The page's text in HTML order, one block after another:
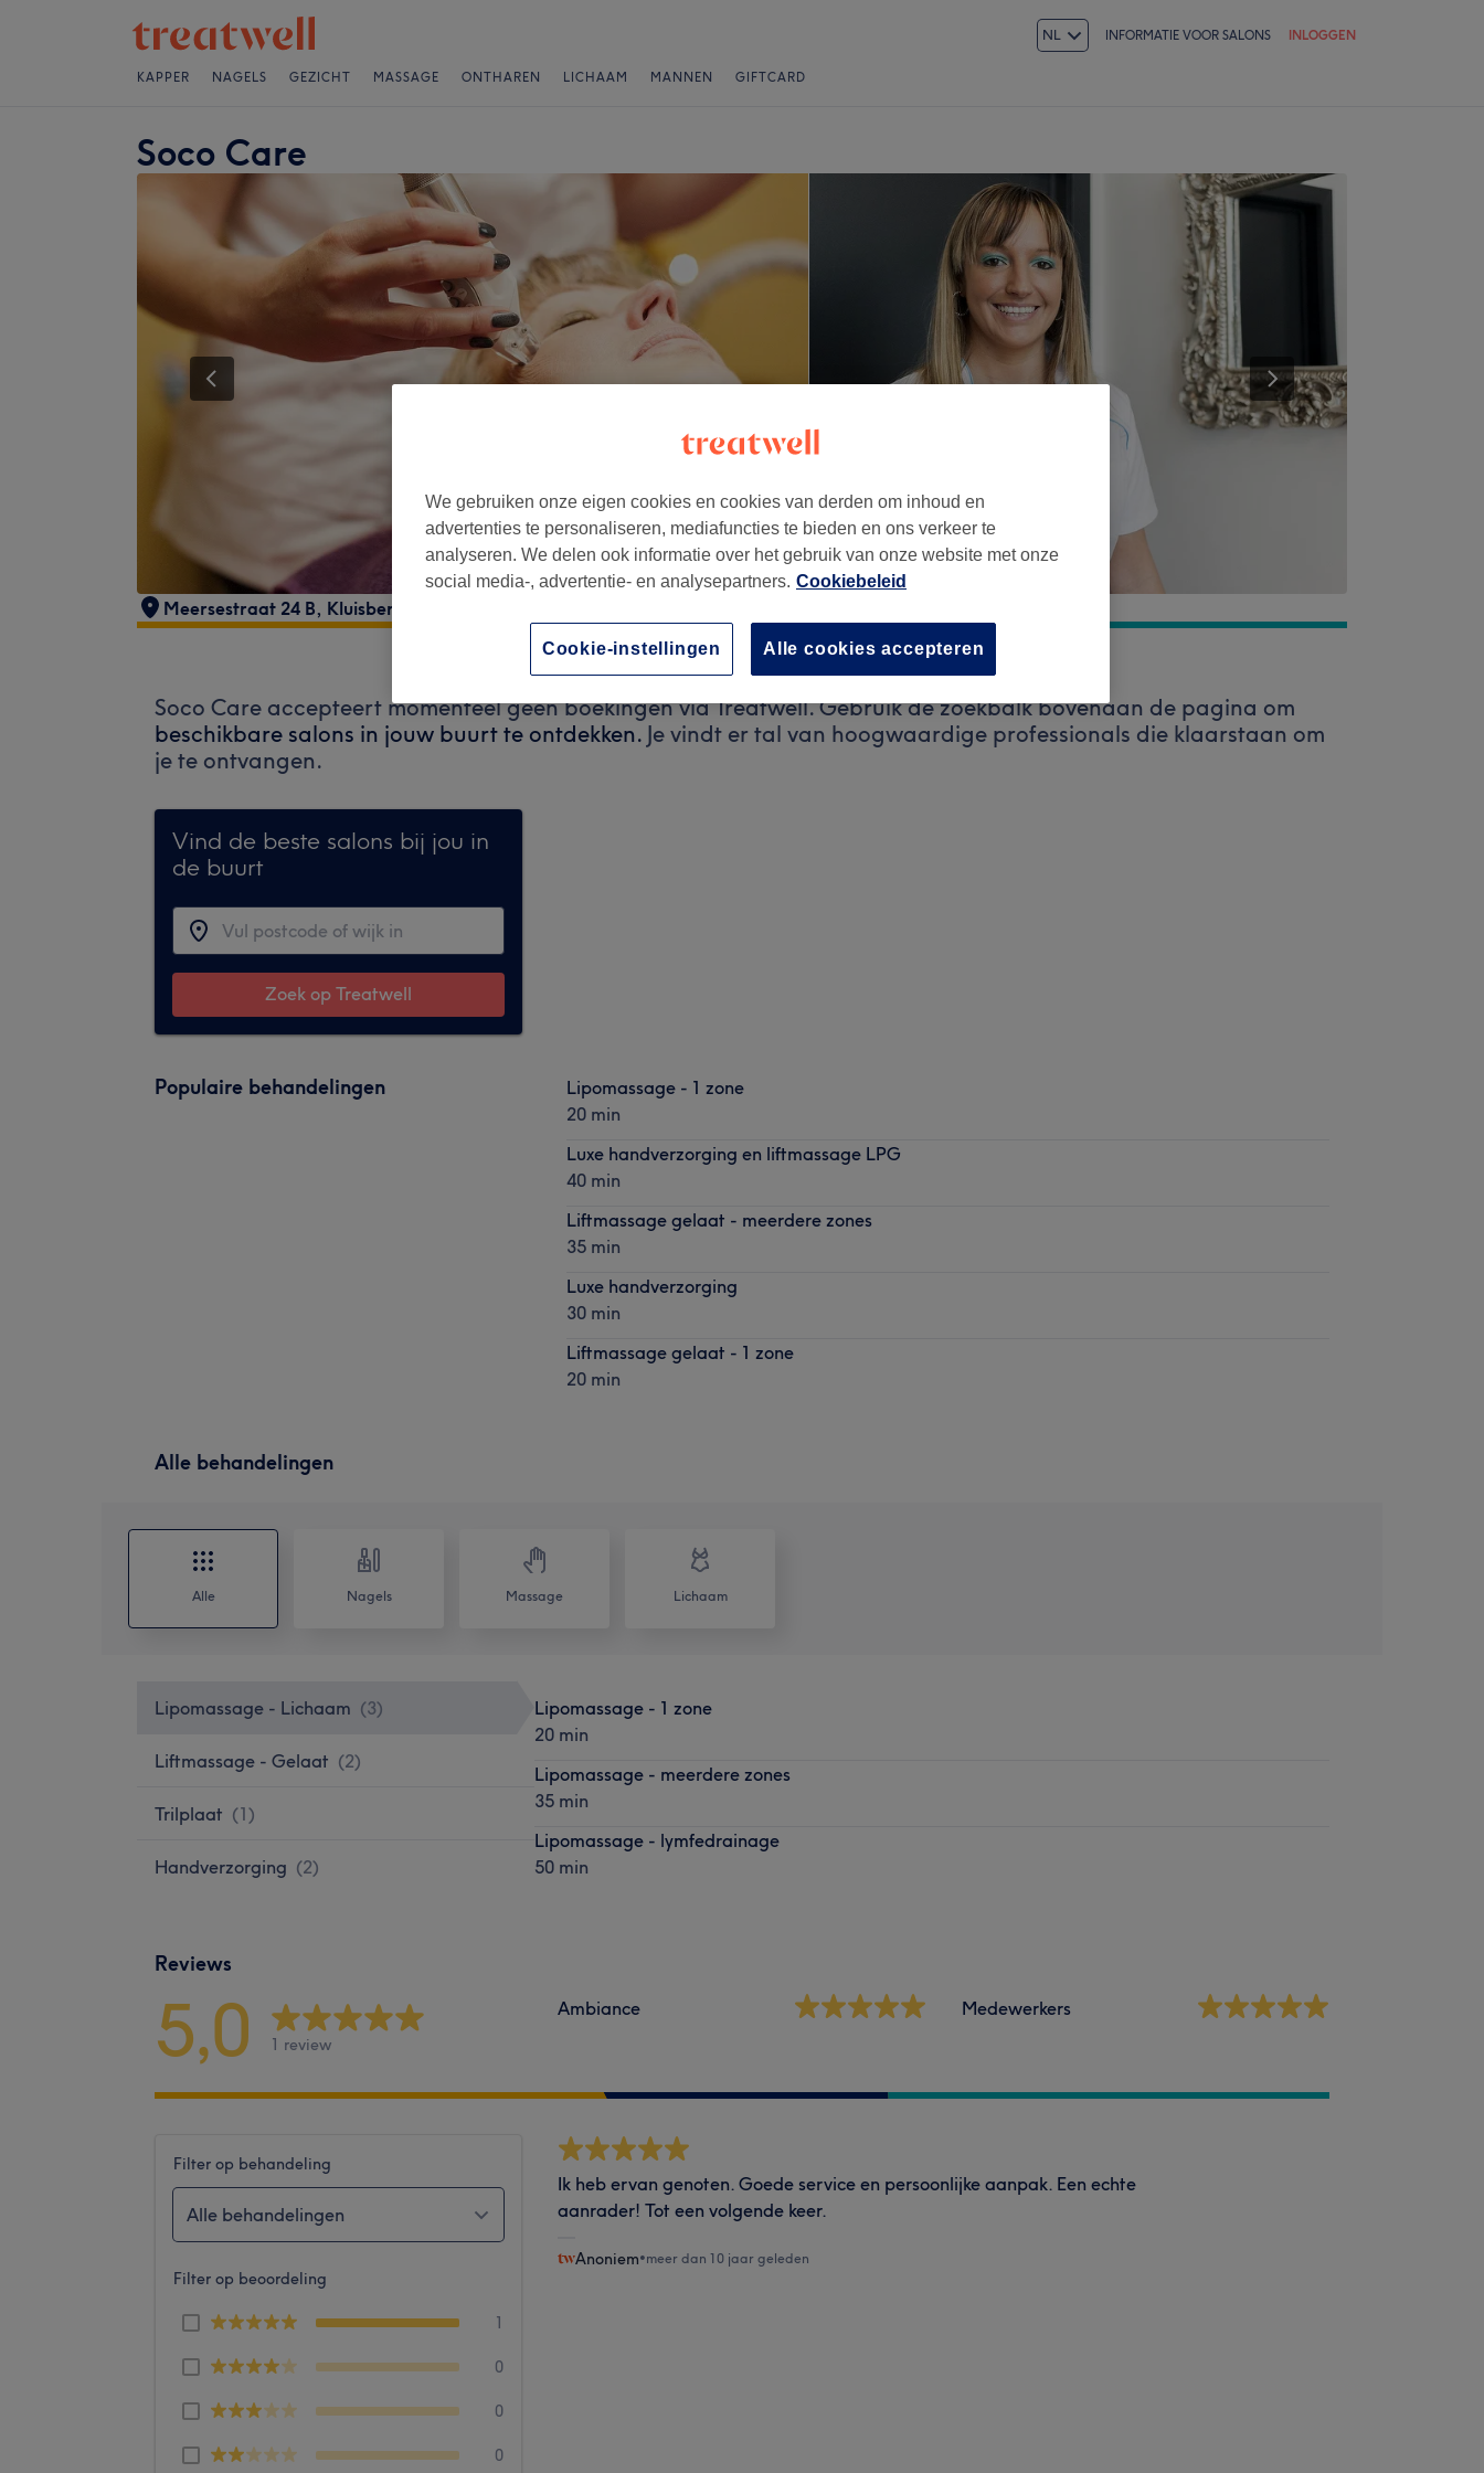
NL INFORMATIE VOOR SALONS INLOGGEN
KAPPER NAGELS GEZICHT MASSAGE ONTHAREN LICHAAM MANNEN GIFTCARD
Soco Care
Meersestraat 24 B, Kluisbergen
Soco Care accepteert momenteel geen boekingen via Treatwell. Gebruik de zoekbalk bovenaan de pagina om
beschikbare salons in jouw buurt te ontdekken. Je vindt er tal van hoogwaardige professionals die klaarstaan om
je te ontvangen.
Vind de beste salons bij jou in
de buurt
Zoek op Treatwell
Populaire behandelingen
Lipomassage - 1 zone
20 min
Luxe handverzorging en liftmassage LPG
40 min
Liftmassage gelaat - meerdere zones
35 min
Luxe handverzorging
30 min
Liftmassage gelaat - 1 zone
20 min
Alle behandelingen
Alle Nagels Massage Lichaam
Lipomassage - Lichaam (3)
Liftmassage - Gelaat (2)
Trilplaat (1)
Handverzorging (2)
Lipomassage - 1 zone
20 min
Lipomassage - meerdere zones
35 min
Lipomassage - lymfedrainage
50 min
Reviews
5,0 1 review
Ambiance Medewerkers
Filter op behandeling
Alle behandelingen
Filter op beoordeling
1
0
0
0
Ik heb ervan genoten. Goede service en persoonlijke aanpak. Een echte
aanrader! Tot een volgende keer.
Anoniem•meer dan 10 jaar geleden
We gebruiken onze eigen cookies en cookies van derden om inhoud en
advertenties te personaliseren, mediafuncties te bieden en ons verkeer te
analyseren. We delen ook informatie over het gebruik van onze website met onze
social media-, advertentie- en analysepartners. Cookiebeleid
Alle cookies accepteren
Cookie-instellingen